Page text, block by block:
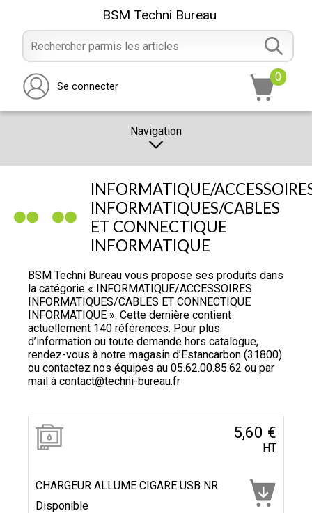
BSM Techni Bureau
Se connecter
0
Navigation
PROMOTION
NOTRE MAGASIN
NOUS CONTACTER
RÉALISATION
INFORMATIQUE/
INFORMATIQUES/CABLES
ET CONNECTIQUE
INFORMATIQUE
BSM Techni Bureau vous propose ses produits dans
la catégorie « INFORMATIQUE/ACCESSOIRES
INFORMATIQUES/CABLES ET CONNECTIQUE
INFORMATIQUE ». Cette dernière contient
actuellement 140 références. Pour plus
d’information ou toute demande hors catalogue,
rendez-vous à notre magasin d’Estancarbon (31800)
ou contactez nos équipes au 05.62.00.85.62 ou par
mail à contact@techni-bureau.fr
5,60 €
HT
CHARGEUR ALLUME CIGARE USB NR
Disponible